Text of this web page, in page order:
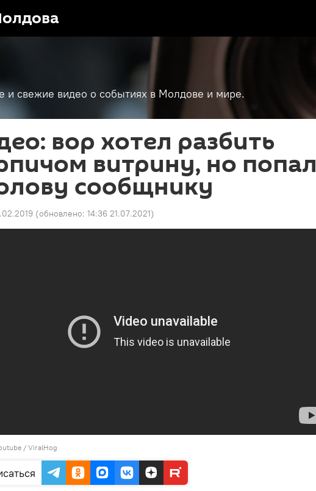
и свежие видео о событиях в Молдове и мире.
вор хотел разбить
витрину, но попал
сообщнику
(обновлено: 14:36 21.07.2021)
/ ViralHog